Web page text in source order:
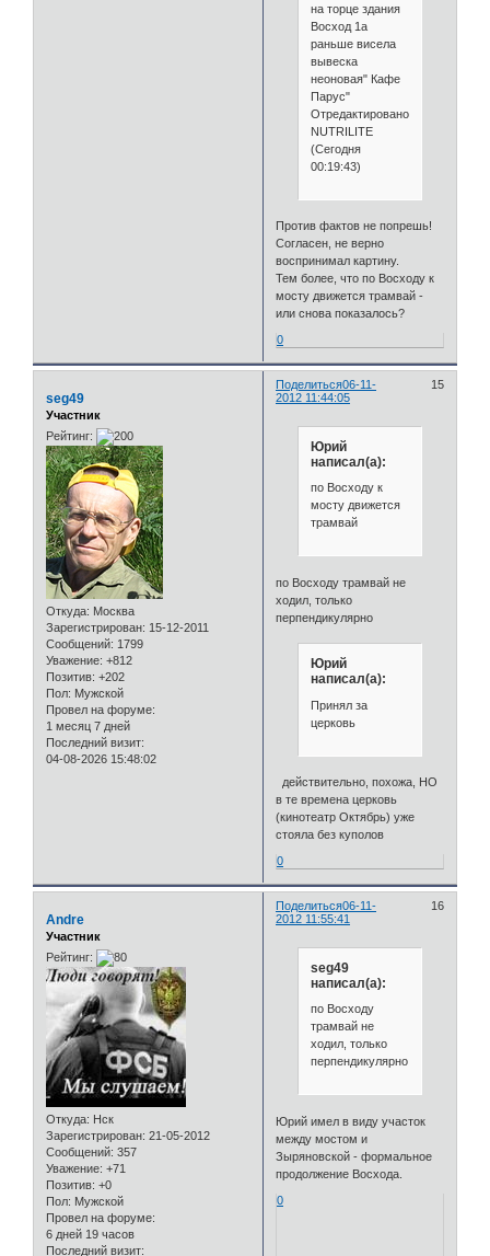
на торце здания
Восход 1а
раньше висела
вывеска
неоновая" Кафе
Парус"
Отредактировано
NUTRILITE
(Сегодня
00:19:43)
Против фактов не попрешь!
Согласен, не верно
воспринимал картину.
Тем более, что по Восходу к
мосту движется трамвай -
или снова показалось?
0
Поделиться 15
06-11-
2012 11:44:05
seg49
Участник
Рейтинг:
Откуда: Москва
Зарегистрирован: 15-12-2011
Сообщений: 1799
Уважение: +812
Позитив: +202
Пол: Мужской
Провел на форуме:
1 месяц 7 дней
Последний визит:
04-08-2026 15:48:02
Юрий
написал(а):
по Восходу к
мосту движется
трамвай
по Восходу трамвай не
ходил, только
перпендикулярно
Юрий
написал(а):
Принял за
церковь
действительно, похожа, НО
в те времена церковь
(кинотеатр Октябрь) уже
стояла без куполов
0
Поделиться 16
06-11-
2012 11:55:41
Andre
Участник
Рейтинг:
Откуда: Нск
Зарегистрирован: 21-05-2012
Сообщений: 357
Уважение: +71
Позитив: +0
Пол: Мужской
Провел на форуме:
6 дней 19 часов
Последний визит:
seg49
написал(а):
по Восходу
трамвай не
ходил, только
перпендикулярно
Юрий имел в виду участок
между мостом и
Зыряновской - формальное
продолжение Восхода.
0